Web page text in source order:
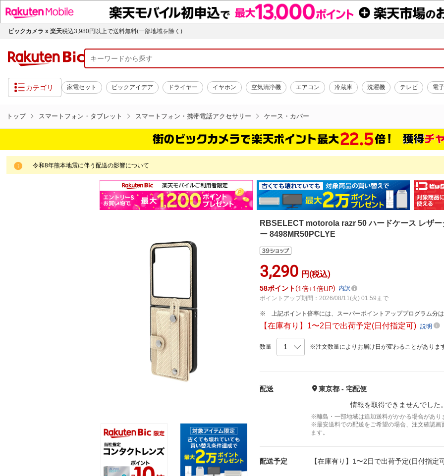
ビックカメラ x 楽天税込3,980円以上で送料無料(一部地域を除く)
カテゴリ 家電セット ビックアイデア ドライヤー イヤホン 空気清浄機 エアコン 冷蔵庫 洗濯機 テレビ 電
トップ スマートフォン・タブレット スマートフォン・携帯電話アクセサリー ケース・カバー
令和8年熊本地震に伴う配送の影響について
RBSELECT motorola razr 50 ハードケース レザ
ー 8498MR50PCLYE
3,290 円(税込)
58ポイント 1倍 1倍UP
内訳
ポイントアップ期間：2026/08/11(火) 01:59まで
上記ポイント倍率には、スーパーポイントアッププログラム分
【在庫有り】1〜2日で出荷予定(日付指定可)説明
数量 ※注文数量によりお届け日が変わることがありま
配送
東京都 - 宅配便
情報を取得できませんでし
※離島・一部地域は追加送料がかかる場合があり
※最安送料での配送をご希望の場合、注文確認
ます。
配送予定 【在庫有り】1〜2日で出荷予定(日付指定